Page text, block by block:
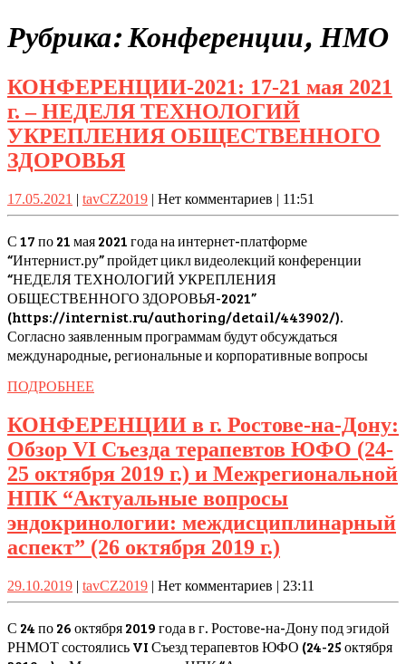
Button
Рубрика:Конференции, НМО
КОНФЕРЕНЦИИ-2021: 17-21 мая 2021
г. – НЕДЕЛЯ ТЕХНОЛОГИЙ
УКРЕПЛЕНИЯ ОБЩЕСТВЕННОГО
ЗДОРОВЬЯКОНФЕРЕНЦИИ-2021:
21
мая
2021
г.
–
НЕДЕЛЯ
ТЕХНОЛОГИЙ
ЗДОРОВЬЯ
17.05.2021 17.05.2021
| tavCZ2019tavCZ2019
| Нет комментариев | 11:51
С 17 по 21 мая 2021 года на интернет-платформе
“Интернист.ру” пройдет цикл видеолекций конференции
“НЕДЕЛЯ ТЕХНОЛОГИЙ УКРЕПЛЕНИЯ
ОБЩЕСТВЕННОГО ЗДОРОВЬЯ-2021”
(https://internist.ru/authoring/detail/443902/).
Согласно заявленным программам будут обсуждаться
международные, региональные и корпоративные вопросы
ПОДРОБНЕЕ
КОНФЕРЕНЦИИ в г. Ростове-на-Дону:
Обзор VI Съезда терапевтов ЮФО (24-
25 октября 2019 г.) и Межрегиональной
НПК “Актуальные вопросы
эндокринологии: междисциплинарный
аспект” (26 октября 2019 г.)
г.
Ростове-
на-
29.10.201929.10.2019
| tavCZ2019tavCZ2019
| Нет комментариев | 23:11
С 24 по 26 октября 2019 года в г. Ростове-на-Дону под эгидой
РНМОТ состоялись VI Съезд терапевтов ЮФО (24-25 октября